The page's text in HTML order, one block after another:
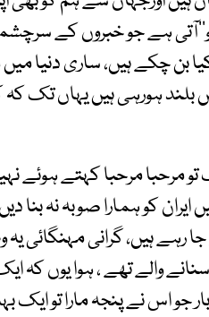
ہے جو خبروں کے
بن چکے ہیں، ساری دنیا
بلند ہورہی ہیں یہاں تک
مرحبا مرحبا کہتے ہوئے
کو ہمارا صوبہ نہ بنا
رہے ہیں، گرانی مہنگائی
والے تھے ، ہوا یوں کہ
جو اس نے پنجہ مارا تو ایک